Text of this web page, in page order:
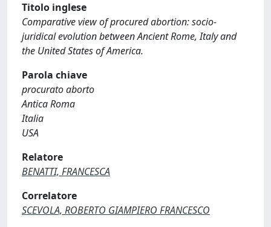
Titolo inglese
Comparative view of procured abortion: socio-
juridical evolution between Ancient Rome, Italy and
the United States of America.
Parola chiave
procurato aborto
Antica Roma
Italia
USA
Relatore
BENATTI, FRANCESCA
Correlatore
SCEVOLA, ROBERTO GIAMPIERO FRANCESCO